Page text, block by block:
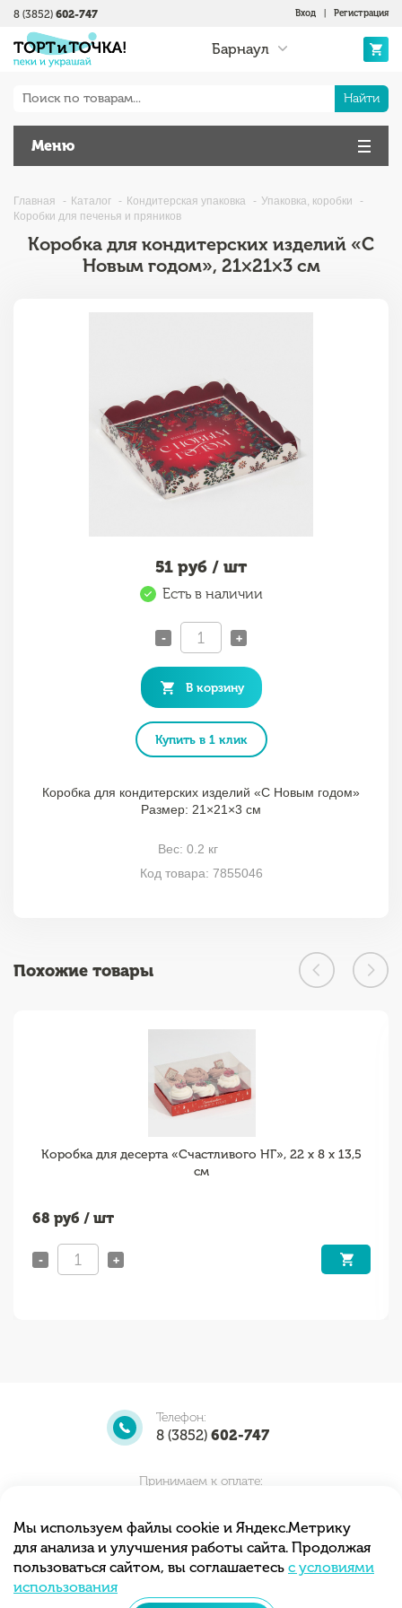
Вход Регистрация
Барнаул
8 (3852) 602-747
Найти
Меню
Главная Каталог Кондитерская упаковка
Упаковка, коробки
Коробки для печенья и пряников
Коробка для кондитерских изделий «С
Новым годом», 21×21×3 см
51 руб / шт
Есть в наличии
- +
В корзину
Купить в 1 клик
Коробка для кондитерских изделий «С Новым годом»
Размер: 21×21×3 см
Вес: 0.2 кг
Код товара: 7855046
Похожие товары
Коробка для десерта «Счастливого НГ», 22 х 8 х 13,5
см
68 руб / шт
- +
Телефон:
8 (3852) 602-747
Мы принимаем заказы круглосуточно.
Принимаем к оплате:
Мы используем файлы cookie и Яндекс.Метрику
для анализа и улучшения работы сайта. Продолжая
пользоваться сайтом, вы соглашаетесь с условиями
использования